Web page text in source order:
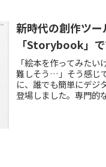
新時代の創作ツ
「Storybook」
「絵本を作ってみた
難しそう…」そう感じ
に、誰でも簡単にデ
登場しました。専門的